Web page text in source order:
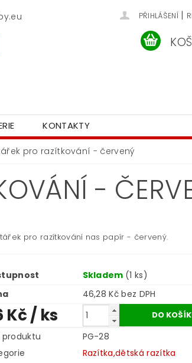
PŘIHLÁŠENÍ |
KONTAKTY
pro razítkování - červený
-
pro razítkování nas papír - červený.
Skladem (1 ks)
46,28 Kč bez DPH
Kč/ ks
produktu
PG-28
Razítka,dětská razítka